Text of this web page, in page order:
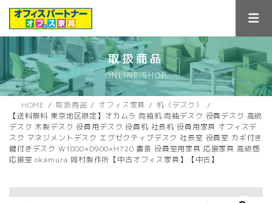
ス
キ
ン
に
取扱商品
ONLINE SHOP
HOME 取扱商品 オフィス家具
机（デスク）
【送料無料 東京地区限定】オカムラ 両袖机 両袖デスク 役員デスク 高級
デスク 木製デスク 役員用デスク 役員机 社長机 役員用家具 オフィスデ
スク マネジメントデスク エグゼクティブデスク 社長室 役員室 カギ付き
鍵付きデスク W1800×D900×H720 書斎 役員室用家具 応接家具 高級感
応接室 okamura 岡村製作所【中古オフィス家具】【中古】